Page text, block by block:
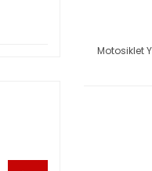
Motosiklet